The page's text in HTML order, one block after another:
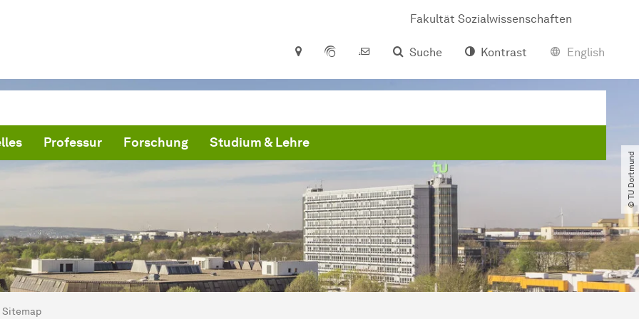
Fakultät Sozialwissenschaften
Suche
Kontrast English
Professur Forschung Studium & Lehre
© TU Dortmund
hier:
Sitemap